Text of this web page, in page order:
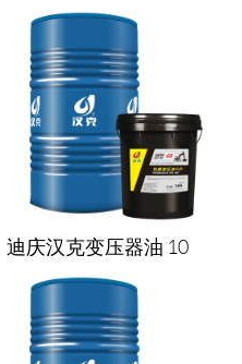
迪庆汉克变压器油 10